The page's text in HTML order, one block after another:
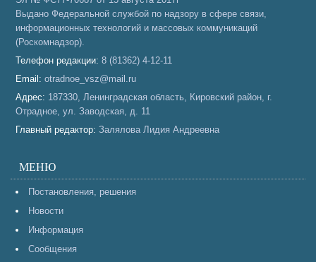
Выдано Федеральной службой по надзору в сфере связи,
информационных технологий и массовых коммуникаций
(Роскомнадзор).
Телефон редакции: 8 (81362) 4-12-11
Email: otradnoe_vsz@mail.ru
Адрес: 187330, Ленинградская область, Кировский район, г.
Отрадное, ул. Заводская, д. 11
Главный редактор: Залялова Лидия Андреевна
МЕНЮ
Постановления, решения
Новости
Информация
Сообщения